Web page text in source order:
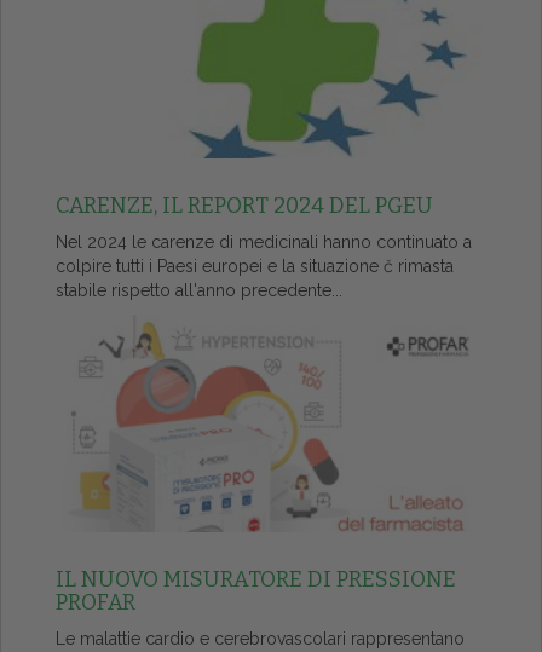
CARENZE, IL REPORT 2024 DEL PGEU
Nel 2024 le carenze di medicinali hanno continuato a
colpire tutti i Paesi europei e la situazione č rimasta
stabile rispetto all'anno precedente...
IL NUOVO MISURATORE DI PRESSIONE
PROFAR
Le malattie cardio e cerebrovascolari rappresentano